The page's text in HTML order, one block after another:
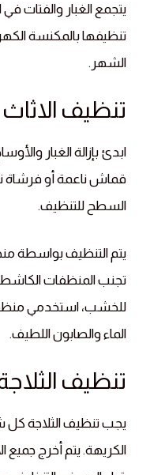
يتجمع الغبار والفتات
تنظيفها بالمكنسة
الشهر.
تنظيف الاثاث
ابدئ بإزالة الغبار
قماش ناعمة أو فرشاة
السطح للتنظيف.
يتم التنظيف بواسطة
تجنب المنظفات
للخشب، استخدمي
الماء والصابون اللطيف.
تنظيف
يجب تنظيف الثلاجة كل
الكريهة. يتم أخرج